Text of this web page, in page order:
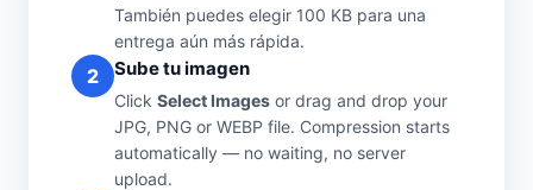
También puedes elegir 100 KB para una
entrega aún más rápida.
2 Sube tu imagen
Click Select Images or drag and drop your
JPG, PNG or WEBP file. Compression starts
automatically — no waiting, no server
upload.